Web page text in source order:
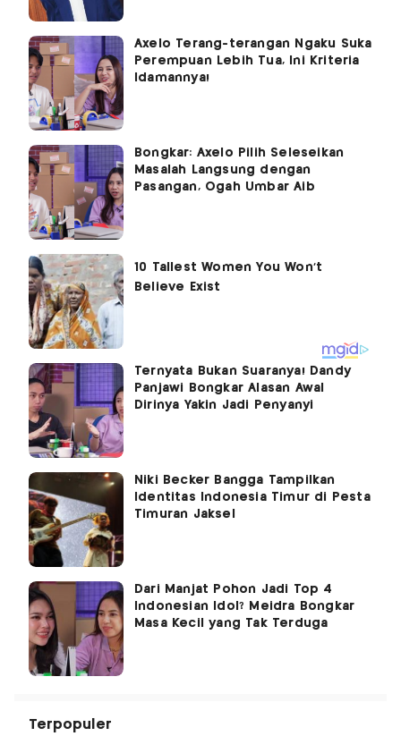
Axelo Terang-terangan Ngaku Suka
Perempuan Lebih Tua, Ini Kriteria
Idamannya!
Bongkar: Axelo Pilih Seleseikan
Masalah Langsung dengan
Pasangan, Ogah Umbar Aib
Ternyata Bukan Suaranya! Dandy
Panjawi Bongkar Alasan Awal
Dirinya Yakin Jadi Penyanyi
Niki Becker Bangga Tampilkan
Identitas Indonesia Timur di Pesta
Timuran Jaksel
Dari Manjat Pohon Jadi Top 4
Indonesian Idol? Meidra Bongkar
Masa Kecil yang Tak Terduga
Terpopuler